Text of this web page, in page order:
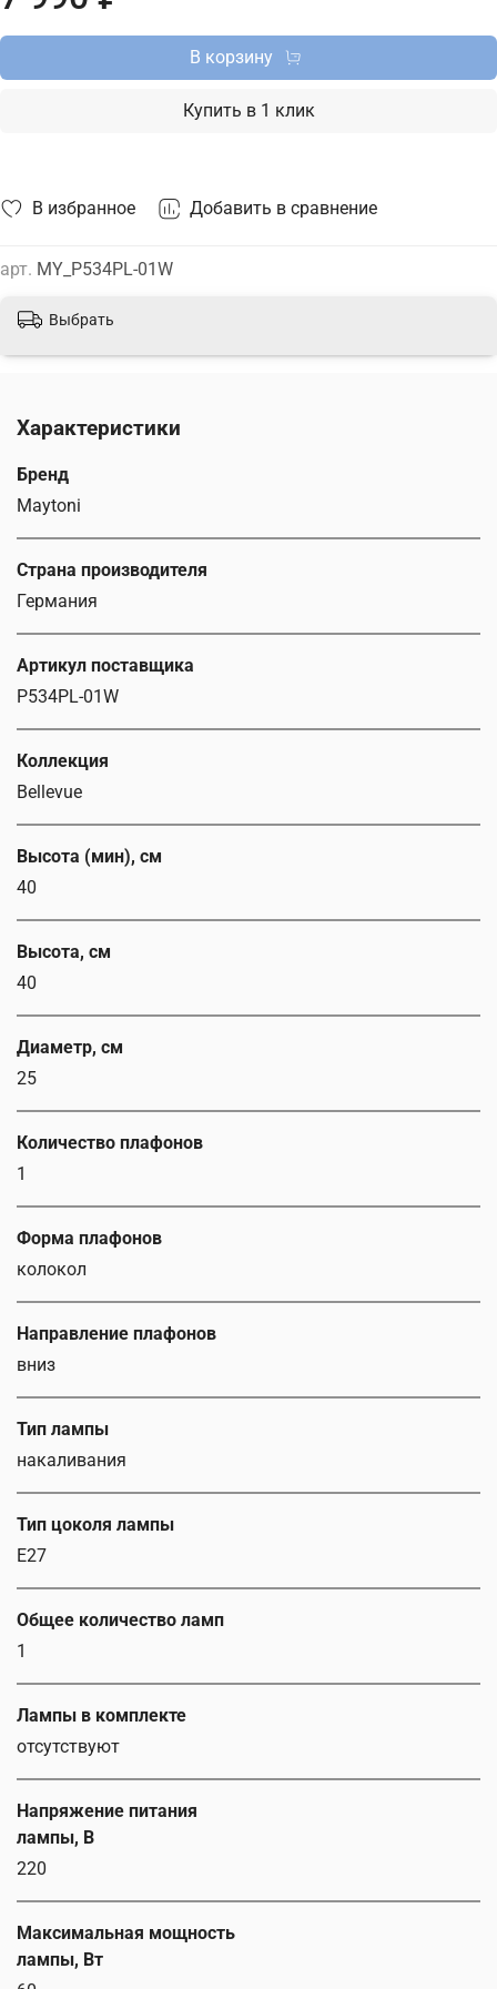
В избранное Добавить в сравнение
арт. MY_P534PL-01W
В корзину
Купить в 1 клик
Выбрать
Характеристики
Бренд
Maytoni
Страна производителя
Германия
Артикул поставщика
P534PL-01W
Коллекция
Bellevue
Высота (мин), см
40
Высота, см
40
Диаметр, см
25
Количество плафонов
1
Форма плафонов
колокол
Направление плафонов
вниз
Тип лампы
накаливания
Тип цоколя лампы
E27
Общее количество ламп
1
Лампы в комплекте
отсутствуют
Напряжение питания
лампы, В
220
Максимальная мощность
лампы, Вт